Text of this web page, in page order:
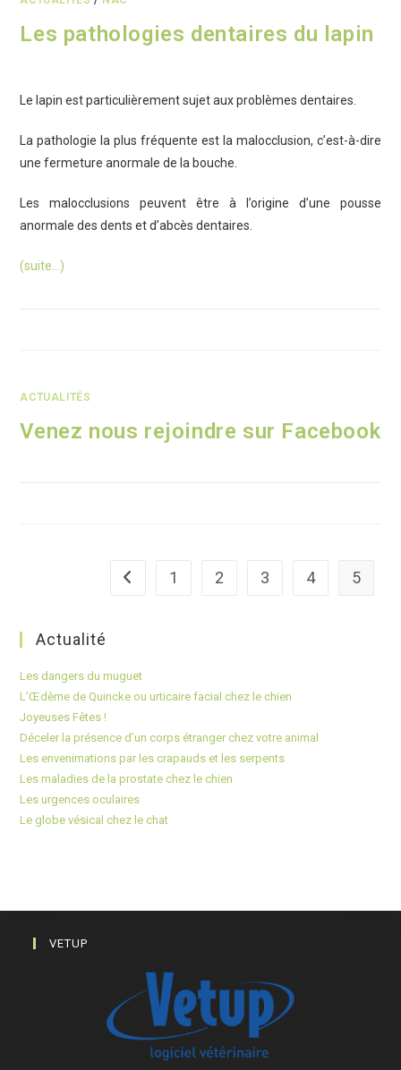
Les pathologies dentaires du lapin
Le lapin est particulièrement sujet aux problèmes dentaires.
La pathologie la plus fréquente est la malocclusion, c’est-à-dire
une fermeture anormale de la bouche.
Les malocclusions peuvent être à l’origine d’une pousse
anormale des dents et d’abcès dentaires.
(suite…)
ACTUALITÉS
Venez nous rejoindre sur Facebook
Go to the previous page
1 2 3 4 5
Actualité
Les dangers du muguet
L’Œdème de Quincke ou urticaire facial chez le chien
Joyeuses Fêtes !
Déceler la présence d’un corps étranger chez votre animal
Les envenimations par les crapauds et les serpents
Les maladies de la prostate chez le chien
Les urgences oculaires
Le globe vésical chez le chat
VETUP